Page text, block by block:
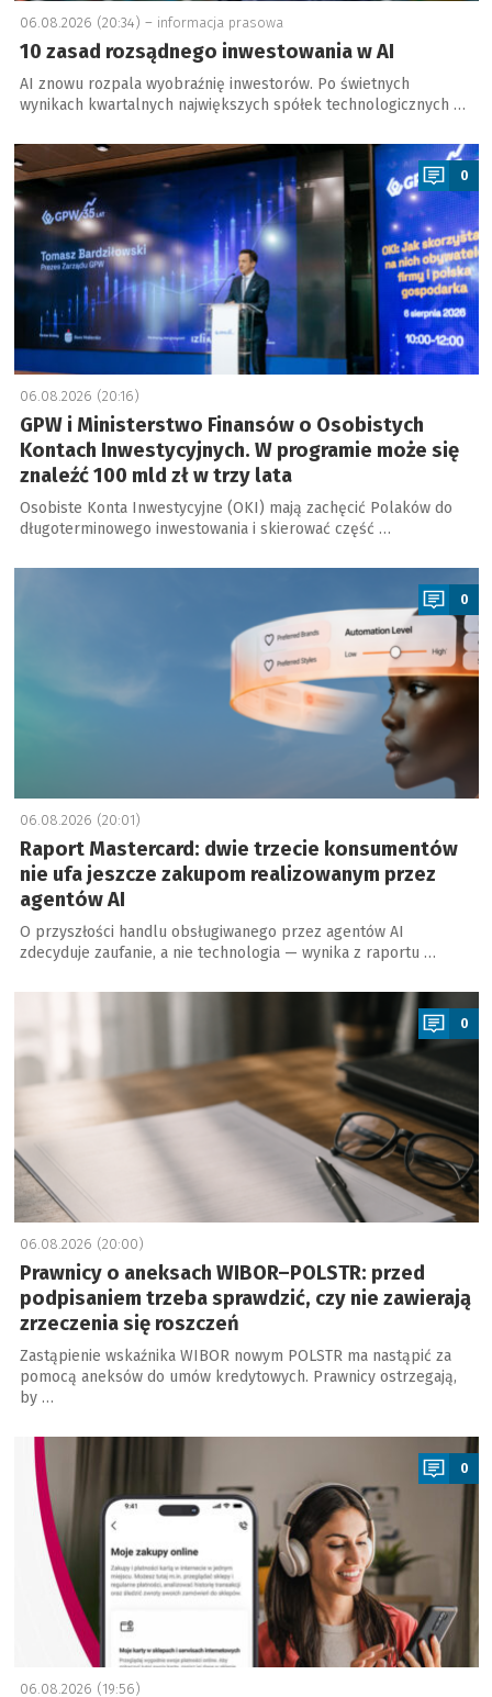
06.08.2026 (20:34) – informacja prasowa
10 zasad rozsądnego inwestowania w AI
AI znowu rozpala wyobraźnię inwestorów. Po świetnych
wynikach kwartalnych największych spółek technologicznych …
a
0
06.08.2026 (20:16)
GPW i Ministerstwo Finansów o Osobistych
Kontach Inwestycyjnych. W programie może się
znaleźć 100 mld zł w trzy lata
Osobiste Konta Inwestycyjne (OKI) mają zachęcić Polaków do
długoterminowego inwestowania i skierować część …
a
0
06.08.2026 (20:01)
Raport Mastercard: dwie trzecie konsumentów
nie ufa jeszcze zakupom realizowanym przez
agentów AI
O przyszłości handlu obsługiwanego przez agentów AI
zdecyduje zaufanie, a nie technologia — wynika z raportu …
a
0
06.08.2026 (20:00)
Prawnicy o aneksach WIBOR–POLSTR: przed
podpisaniem trzeba sprawdzić, czy nie zawierają
zrzeczenia się roszczeń
Zastąpienie wskaźnika WIBOR nowym POLSTR ma nastąpić za
pomocą aneksów do umów kredytowych. Prawnicy ostrzegają,
by …
0
06.08.2026 (19:56)